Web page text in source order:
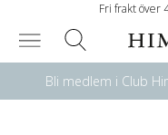
Fri frakt över
Bli medlem i Club